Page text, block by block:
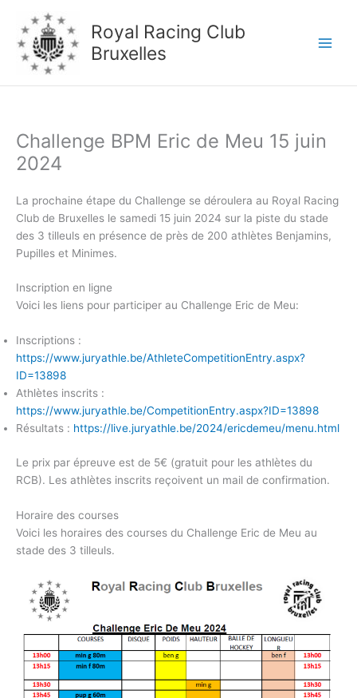
contenu
Royal Racing Club
Bruxelles
Challenge BPM Eric de Meu 15 juin
2024
La prochaine étape du Challenge se déroulera au Royal Racing
Club de Bruxelles le samedi 15 juin 2024 sur la piste du stade
des 3 tilleuls en présence de près de 200 athlètes Benjamins,
Pupilles et Minimes.
Inscription en ligne
Voici les liens pour participer au Challenge Eric de Meu:
Inscriptions :
https://www.juryathle.be/AthleteCompetitionEntry.aspx?
ID=13898
Athlètes inscrits :
https://www.juryathle.be/CompetitionEntry.aspx?ID=13898
Résultats : https://live.juryathle.be/2024/ericdemeu/menu.html
Le prix par épreuve est de 5€ (gratuit pour les athlètes du
RCB). Les athlètes inscrits reçoivent un mail de confirmation.
Horaire des courses
Voici les horaires des courses du Challenge Eric de Meu au
stade des 3 tilleuls.